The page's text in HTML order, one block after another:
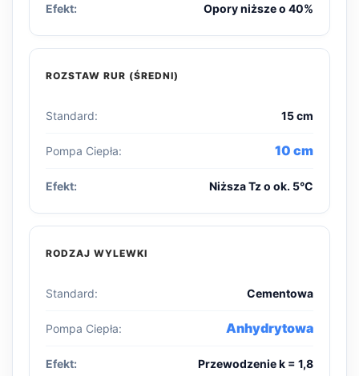
Efekt: Opory niższe o 40%
ROZSTAW RUR (ŚREDNI)
Standard: 15 cm
Pompa Ciepła: 10 cm
Efekt: Niższa Tz o ok. 5°C
RODZAJ WYLEWKI
Standard: Cementowa
Pompa Ciepła: Anhydrytowa
Efekt: Przewodzenie k = 1,8